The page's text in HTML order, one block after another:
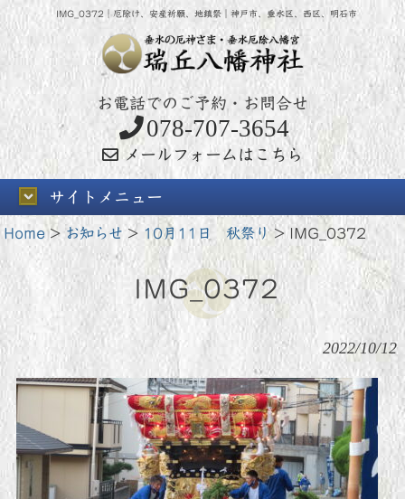
IMG_0372｜厄除け、安産祈願、地鎮祭｜神戸市、垂水区、西区、明石市
お電話でのご予約・お問合せ
078-707-3654
メールフォームはこちら
サイトメニュー
Home>お知らせ> 10月11日 秋祭り>IMG_0372
IMG_0372
2022/10/12